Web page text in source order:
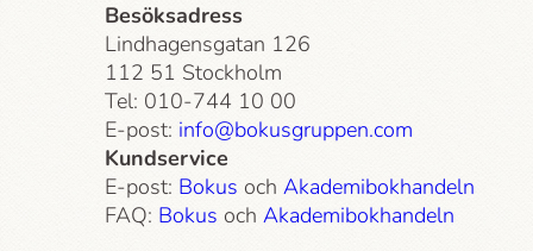
Besöksadress
Lindhagensgatan 126
112 51 Stockholm
Tel: 010-744 10 00
E-post: info@bokusgruppen.com
Kundservice
E-post: Bokus och Akademi­bokhandeln
FAQ: Bokus och Akademi­bokhandeln